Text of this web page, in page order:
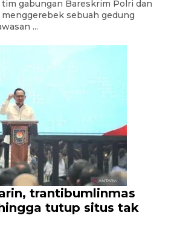
tim gabungan Bareskrim Polri dan
menggerebek sebuah gedung
...
trantibumlinmas
tutup situs tak